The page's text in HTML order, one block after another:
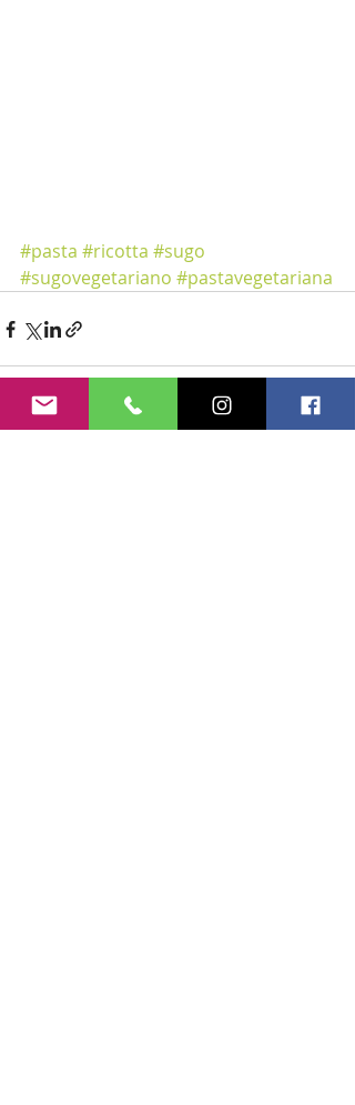
#pasta #ricotta #sugo
#sugovegetariano #pastavegetariana